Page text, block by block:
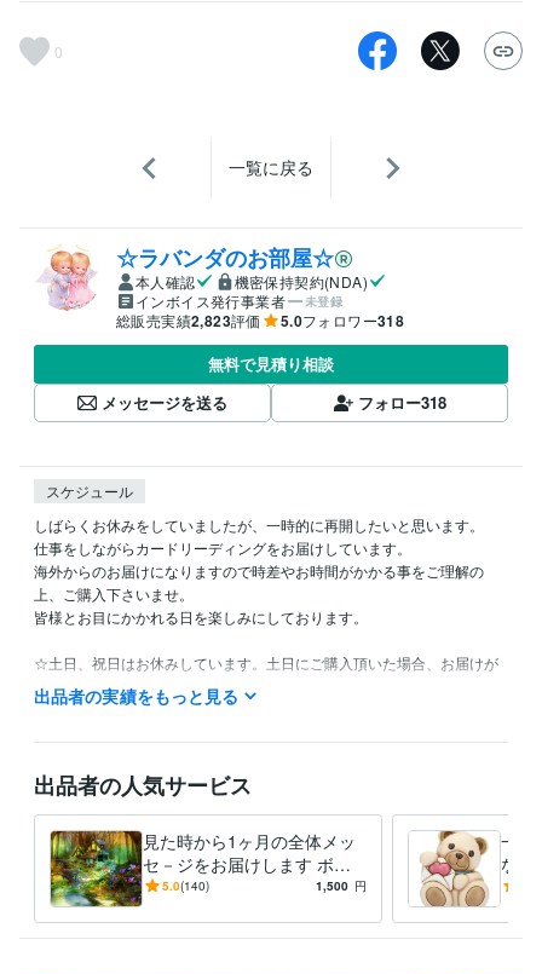
0
一覧に戻る
☆ラバンダのお部屋☆
本人確認
機密保持契約(NDA)
インボイス発行事業者
未登録
総販売実績2,823評価 5.0フォロワー318
無料で見積り相談
メッセージを送る
フォロー318
スケジュール
しばらくお休みをしていましたが、一時的に再開したいと思います。
仕事をしながらカードリーディングをお届けしています。
海外からのお届けになりますので時差やお時間がかかる事をご理解の
上、ご購入下さいませ。
皆様とお目にかかれる日を楽しみにしております。
☆土日、祝日はお休みしています。土日にご購入頂いた場合、お届けが
月曜日になる事をご理解下さい。
☆海外からになりますので、こちらの長期休暇が時々発生する事をご理
します。
ビジネス・クリエイティブツール
CapCut:1年InShot:5年Canva:3年
得意分野
占い オラクルカードリーディング
出品者の実績をもっと見る
出品者の人気サービス
見た時から1ヶ月の全体メッ
セ－ジをお届けします ボリ
ュームたっぷりの内容とカー
5.0(140) 1,500 円
一年
なた
素敵
下